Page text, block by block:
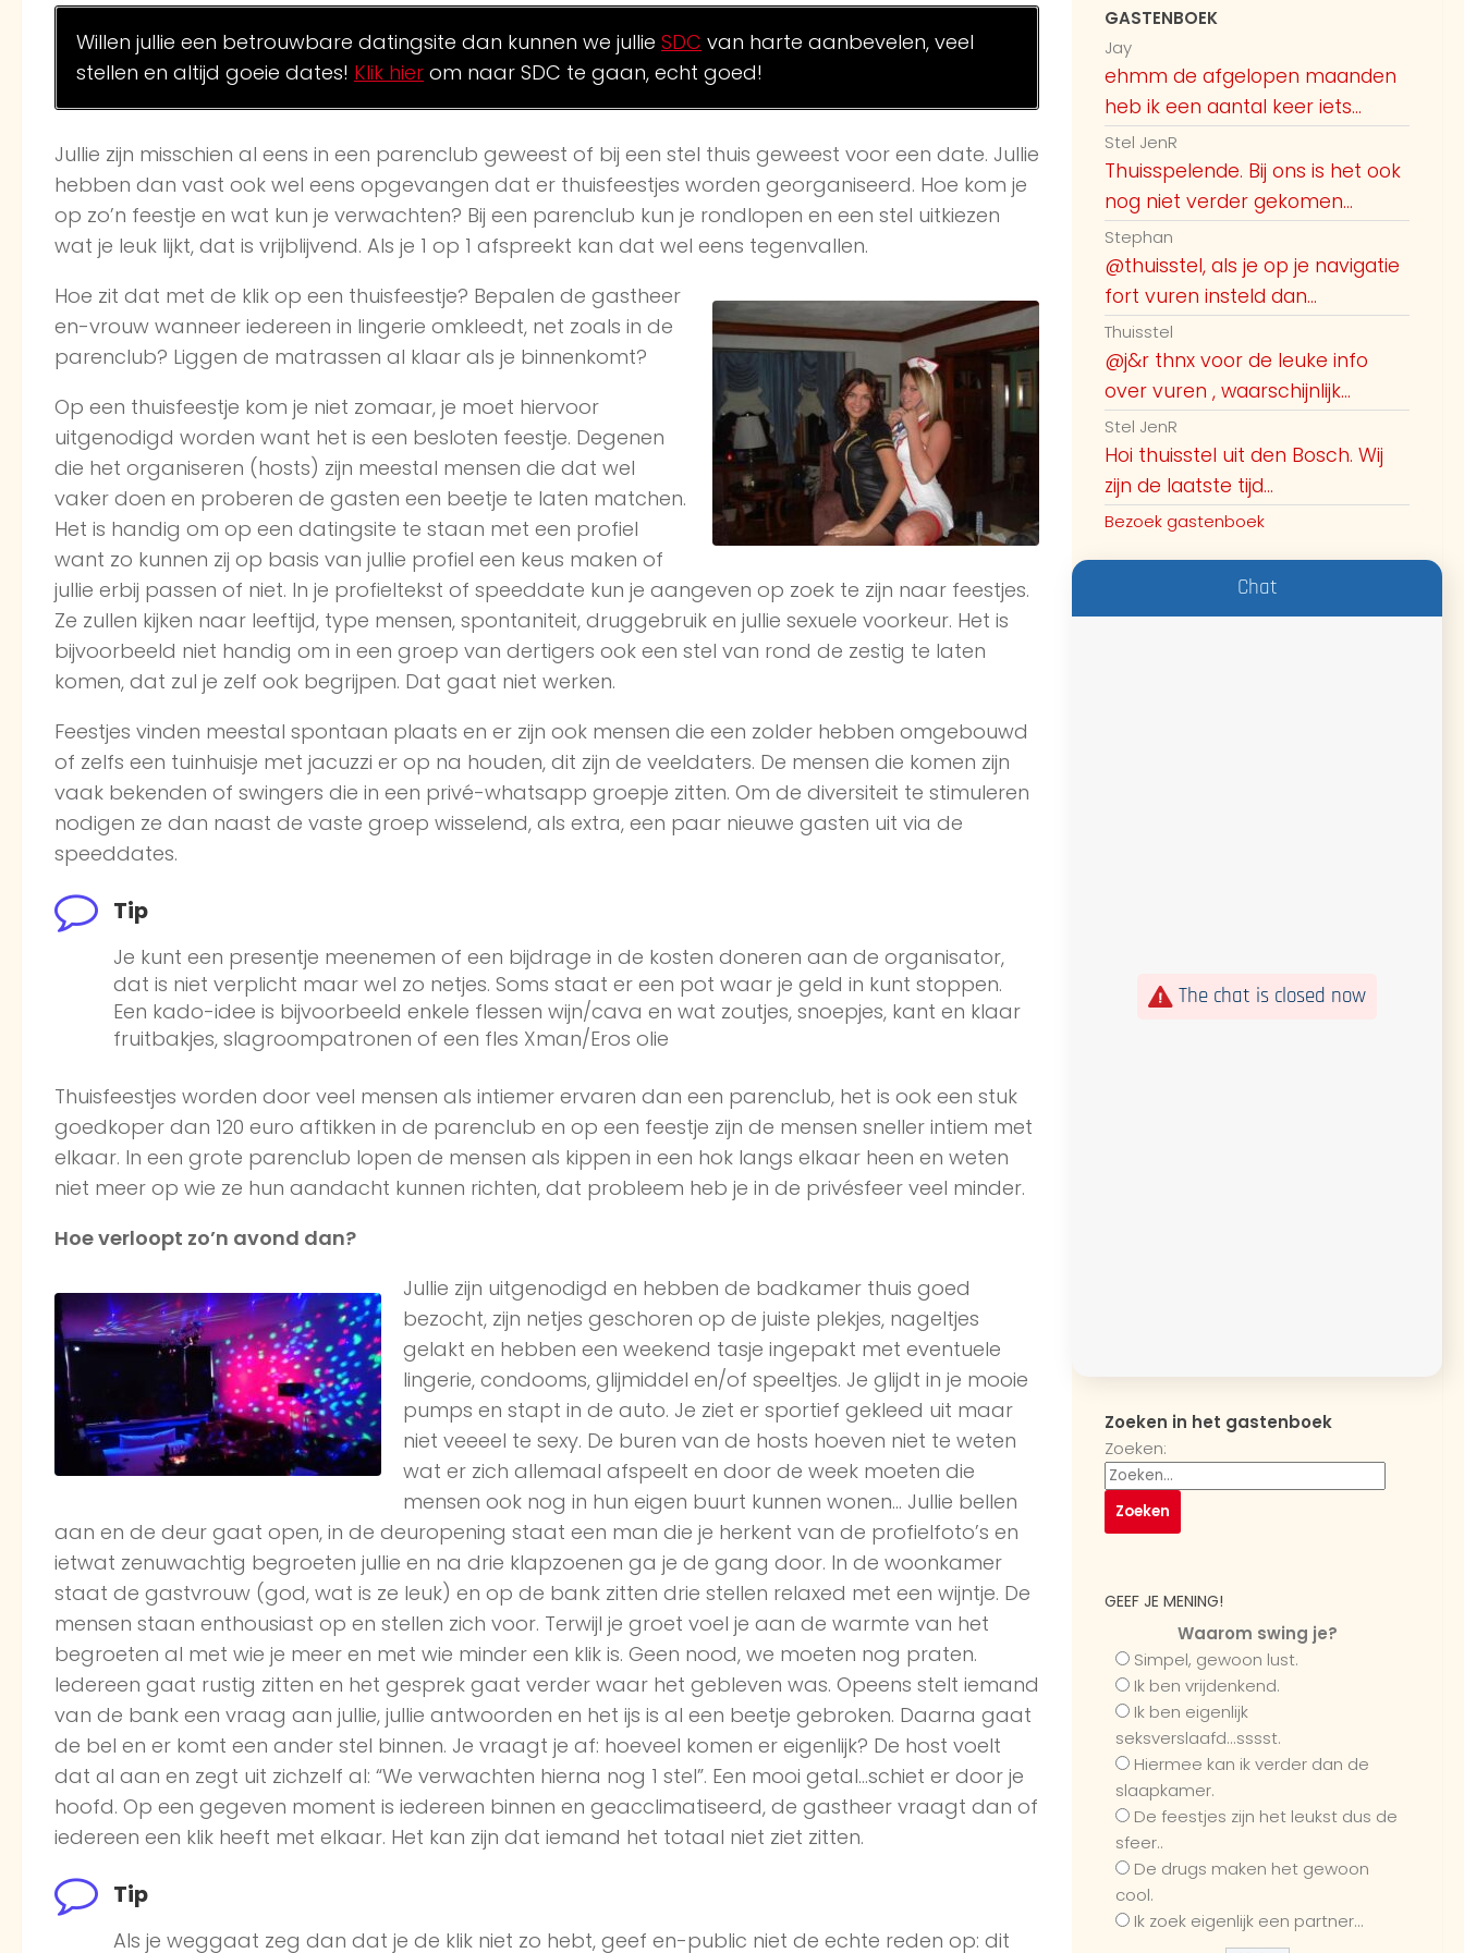
Willen jullie een betrouwbare datingsite dan kunnen we jullie SDC van harte aanbevelen, veel
stellen en altijd goeie dates! Klik hier om naar SDC te gaan, echt goed!
Jullie zijn misschien al eens in een parenclub geweest of bij een stel thuis geweest voor een date. Jullie
hebben dan vast ook wel eens opgevangen dat er thuisfeestjes worden georganiseerd. Hoe kom je
op zo’n feestje en wat kun je verwachten? Bij een parenclub kun je rondlopen en een stel uitkiezen
wat je leuk lijkt, dat is vrijblijvend. Als je 1 op 1 afspreekt kan dat wel eens tegenvallen.
Hoe zit dat met de klik op een thuisfeestje? Bepalen de gastheer
en-vrouw wanneer iedereen in lingerie omkleedt, net zoals in de
parenclub? Liggen de matrassen al klaar als je binnenkomt?
Op een thuisfeestje kom je niet zomaar, je moet hiervoor
uitgenodigd worden want het is een besloten feestje. Degenen
die het organiseren (hosts) zijn meestal mensen die dat wel
vaker doen en proberen de gasten een beetje te laten matchen.
Het is handig om op een datingsite te staan met een profiel
want zo kunnen zij op basis van jullie profiel een keus maken of
jullie erbij passen of niet. In je profieltekst of speeddate kun je aangeven op zoek te zijn naar feestjes.
Ze zullen kijken naar leeftijd, type mensen, spontaniteit, druggebruik en jullie sexuele voorkeur. Het is
bijvoorbeeld niet handig om in een groep van dertigers ook een stel van rond de zestig te laten
komen, dat zul je zelf ook begrijpen. Dat gaat niet werken.
Feestjes vinden meestal spontaan plaats en er zijn ook mensen die een zolder hebben omgebouwd
of zelfs een tuinhuisje met jacuzzi er op na houden, dit zijn de veeldaters. De mensen die komen zijn
vaak bekenden of swingers die in een privé-whatsapp groepje zitten. Om de diversiteit te stimuleren
nodigen ze dan naast de vaste groep wisselend, als extra, een paar nieuwe gasten uit via de
speeddates.
Tip
Je kunt een presentje meenemen of een bijdrage in de kosten doneren aan de organisator,
dat is niet verplicht maar wel zo netjes. Soms staat er een pot waar je geld in kunt stoppen.
Een kado-idee is bijvoorbeeld enkele flessen wijn/cava en wat zoutjes, snoepjes, kant en klaar
fruitbakjes, slagroompatronen of een fles Xman/Eros olie
Thuisfeestjes worden door veel mensen als intiemer ervaren dan een parenclub, het is ook een stuk
goedkoper dan 120 euro aftikken in de parenclub en op een feestje zijn de mensen sneller intiem met
elkaar. In een grote parenclub lopen de mensen als kippen in een hok langs elkaar heen en weten
niet meer op wie ze hun aandacht kunnen richten, dat probleem heb je in de privésfeer veel minder.
Hoe verloopt zo’n avond dan?
Jullie zijn uitgenodigd en hebben de badkamer thuis goed
bezocht, zijn netjes geschoren op de juiste plekjes, nageltjes
gelakt en hebben een weekend tasje ingepakt met eventuele
lingerie, condooms, glijmiddel en/of speeltjes. Je glijdt in je mooie
pumps en stapt in de auto. Je ziet er sportief gekleed uit maar
niet veeeel te sexy. De buren van de hosts hoeven niet te weten
wat er zich allemaal afspeelt en door de week moeten die
mensen ook nog in hun eigen buurt kunnen wonen… Jullie bellen
aan en de deur gaat open, in de deuropening staat een man die je herkent van de profielfoto’s en
ietwat zenuwachtig begroeten jullie en na drie klapzoenen ga je de gang door. In de woonkamer
staat de gastvrouw (god, wat is ze leuk) en op de bank zitten drie stellen relaxed met een wijntje. De
mensen staan enthousiast op en stellen zich voor. Terwijl je groet voel je aan de warmte van het
begroeten al met wie je meer en met wie minder een klik is. Geen nood, we moeten nog praten.
Iedereen gaat rustig zitten en het gesprek gaat verder waar het gebleven was. Opeens stelt iemand
van de bank een vraag aan jullie, jullie antwoorden en het ijs is al een beetje gebroken. Daarna gaat
de bel en er komt een ander stel binnen. Je vraagt je af: hoeveel komen er eigenlijk? De host voelt
dat al aan en zegt uit zichzelf al: “We verwachten hierna nog 1 stel”. Een mooi getal…schiet er door je
hoofd. Op een gegeven moment is iedereen binnen en geacclimatiseerd, de gastheer vraagt dan of
iedereen een klik heeft met elkaar. Het kan zijn dat iemand het totaal niet ziet zitten.
Tip
Als je weggaat zeg dan dat je de klik niet zo hebt, geef en-public niet de echte reden op: dit
GASTENBOEK
Jay
ehmm de afgelopen maanden
heb ik een aantal keer iets...
Stel JenR
Thuisspelende. Bij ons is het ook
nog niet verder gekomen...
Stephan
@thuisstel, als je op je navigatie
fort vuren insteld dan...
Thuisstel
@j&r thnx voor de leuke info
over vuren , waarschijnlijk...
Stel JenR
Hoi thuisstel uit den Bosch. Wij
zijn de laatste tijd...
Bezoek gastenboek
Chat
The chat is closed now
Zoeken in het gastenboek
Zoeken:
GEEF JE MENING!
Waarom swing je?
Simpel, gewoon lust.
Ik ben vrijdenkend.
Ik ben eigenlijk
seksverslaafd...sssst.
Hiermee kan ik verder dan de
slaapkamer.
De feestjes zijn het leukst dus de
sfeer..
De drugs maken het gewoon
cool.
Ik zoek eigenlijk een partner...